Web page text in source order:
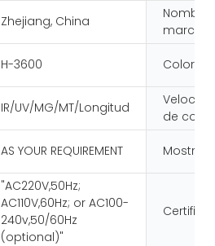
Zhejiang, China
Nombre
marca:
H-3600 Color:
IR/UV/MG/MT/Longitud
de
AS YOUR REQUIREMENT Mostrar:
"AC220V,50Hz;
AC110V,60Hz; or AC100-
240v,50/60Hz
(optional)"